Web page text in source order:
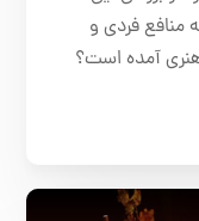
منافع فردی و
آمده است؟